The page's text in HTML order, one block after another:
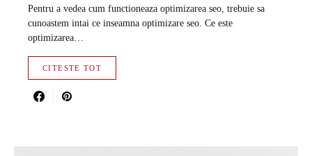
Pentru a vedea cum functioneaza optimizarea seo, trebuie sa
cunoastem intai ce inseamna optimizare seo. Ce este
optimizarea…
CITESTE TOT